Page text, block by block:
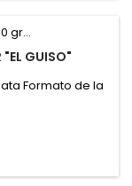
GUISO"
Formato de la